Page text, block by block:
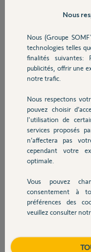
Sécurité
Domotique
Chauffage
Autres produits
Devis avec un pro
Contact
Pourriez-vous me donner
développeur sur le kit de
Merci,
Cyrille D.
il y a environ 2 ans
Réponses
Bonsoir Cyrille
Tahoma Switch
JACKY M. il
Nous
Nous (Groupe
technologies telles
finalités suivantes:
publicités, offrir une
notre trafic.
Nous respectons
pouvez choisir
l'utilisation de
services proposés
n’affectera pas
cependant votre
optimale.
Vous pouvez
consentement à
préférences des
veuillez consulter